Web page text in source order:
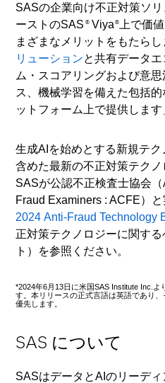
SASの企業向け不正対策ソ
ーストのSAS ®Viya ®上で価
まざまなメリットをもたら
リューションと共有データ
ム・スコアリングおよび意
ス、機械学習を備えた包括
ットフォーム上で提供します
生成AIを始めとする新規テ
含めた最新の不正対策テクノ
SASが公認不正検査士協会
Fraud Examiners : ACFE）
2024 Anti-Fraud Technology
正対策テクノロジーに関す
ト）を参照ください。
*2024年6月13日に米国SAS Institute Inc.よ
す。本リリースの正式言語は英語であり
優先します。
SAS について
SASはデータとAIのリーディ